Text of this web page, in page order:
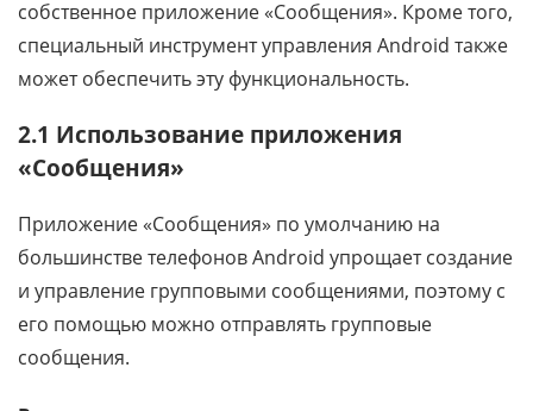
собственное приложение «Сообщения». Кроме того,
специальный инструмент управления Android также
может обеспечить эту функциональность.
2.1 Использование приложения
«Сообщения»
Приложение «Сообщения» по умолчанию на
большинстве телефонов Android упрощает создание
и управление групповыми сообщениями, поэтому с
его помощью можно отправлять групповые
сообщения.